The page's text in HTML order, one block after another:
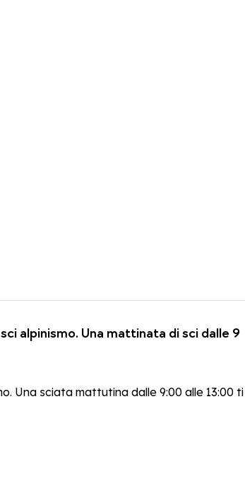
alpinismo. Una mattinata di sci dalle 9
Una sciata mattutina dalle 9:00 alle 13:00 ti